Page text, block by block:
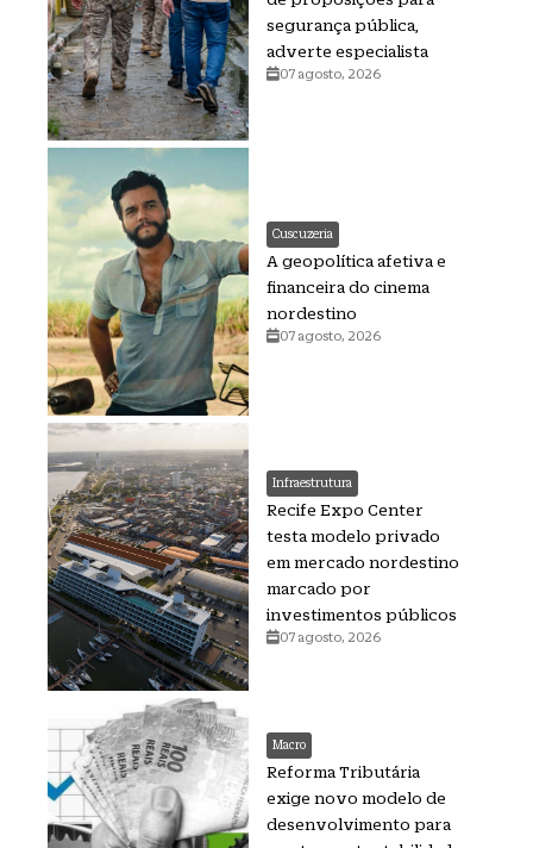
segurança pública,
adverte especialista
07 agosto, 2026
Cuscuzeria
A geopolítica afetiva e
financeira do cinema
nordestino
07 agosto, 2026
Infraestrutura
Recife Expo Center
testa modelo privado
em mercado nordestino
marcado por
investimentos públicos
07 agosto, 2026
Macro
Reforma Tributária
exige novo modelo de
desenvolvimento para